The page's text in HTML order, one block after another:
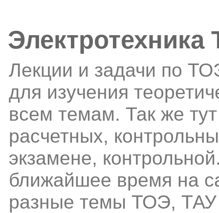
Электротехника
Лекции и задачи по
для изучения
всем темам. Так же
расчетных,
экзамене,
ближайшее время на
разные темы ТОЭ, ТАУ